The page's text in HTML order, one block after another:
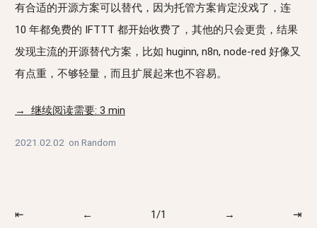
有合适的开源方案可以替代，因为托管方案肯定没戏了，连
10 年都免费的 IFTTT 都开始收费了，其他的只会更贵，结果
发现主流的开源替代方案，比如 huginn, n8n, node-red 好像又
有点重，不够轻量，而且扩展起来也不容易。
→ 继续阅读需要: 3 min
2021.02.02 on Random
⇤ ← 1/1 → ⇥